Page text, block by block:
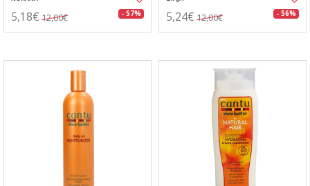
5,18€ 12,00€ - 57% 5,24€ 12,00€ - 56%